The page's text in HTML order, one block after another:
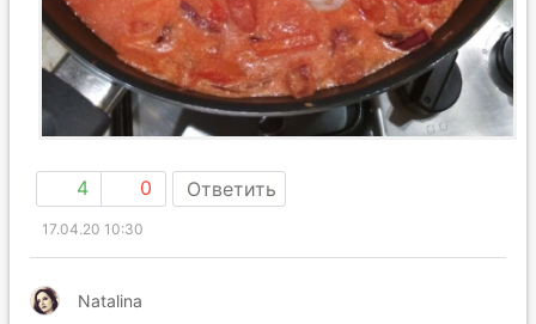
4 0 Ответить
17.04.20 10:30
Natalina